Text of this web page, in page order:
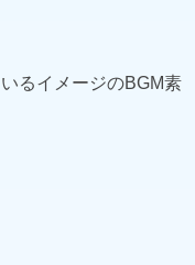
るイメージのBGM素